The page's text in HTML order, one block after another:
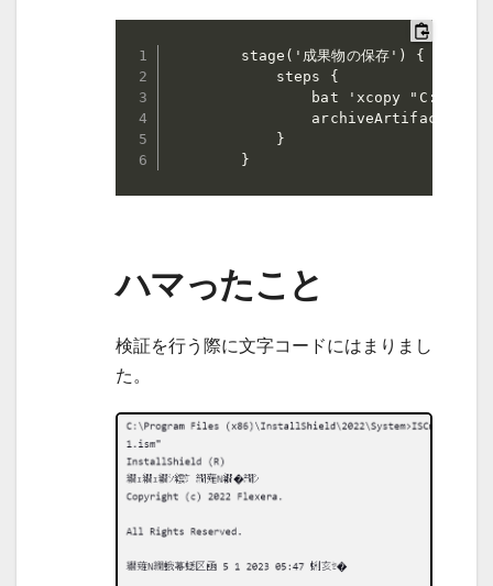
        stage('成果物の保存') {
            steps {
bat 'xcopy
archiveArtifacts
            }
        }
ハマったこと
検証を行う際に文字コードにはまりまし
た。